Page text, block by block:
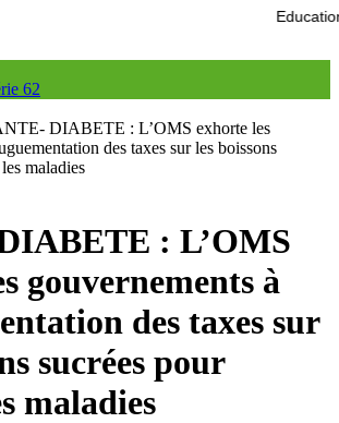
Education nationale :
DIABETE : L’OMS exhorte les
des taxes sur les boissons
maladies
: L’OMS
gouvernements à
des taxes sur
sucrées pour
maladies